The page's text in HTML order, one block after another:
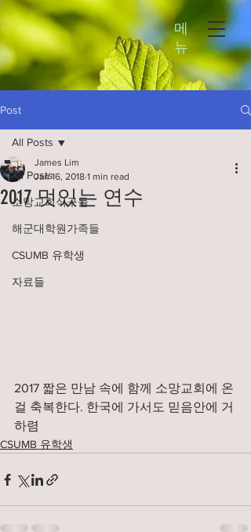
메
뉴
Post
All Posts
소망교회식구들
해군대학원가족들
CSUMB 유학생
자료들
All Posts
2017 멋있는 연수
James Lim
Jan 16, 2018 1 min read
2017 짧은 만남 속에 함께 소망교회에 온
걸 축복한다. 한국에 가서도 믿음안에 거
하렴
CSUMB 유학생